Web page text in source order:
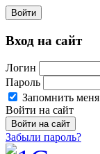
Войти
Вход на сайт
Логин
Пароль
Запомнить меня
Войти на сайт
Забыли пароль?